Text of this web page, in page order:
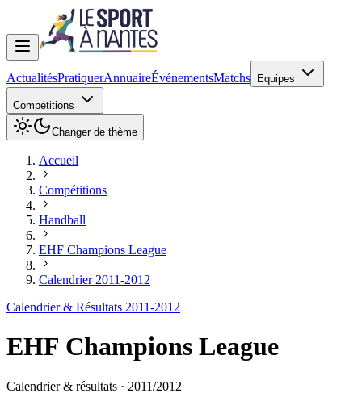
ActualitésPratiquerAnnuaireÉvénementsMatchs Equipes
Compétitions
Changer de thème
Accueil
Compétitions
Handball
EHF Champions League
Calendrier 2011-2012
Calendrier & Résultats 2011-2012
EHF Champions League
Calendrier & résultats · 2011/2012